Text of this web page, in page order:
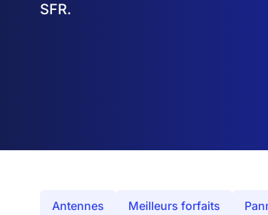
SFR.
Antennes Meilleurs forfaits